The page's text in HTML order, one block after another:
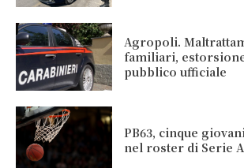
Agropoli.
familiari,
pubblico ufficiale
PB63, cinque
nel roster di Serie